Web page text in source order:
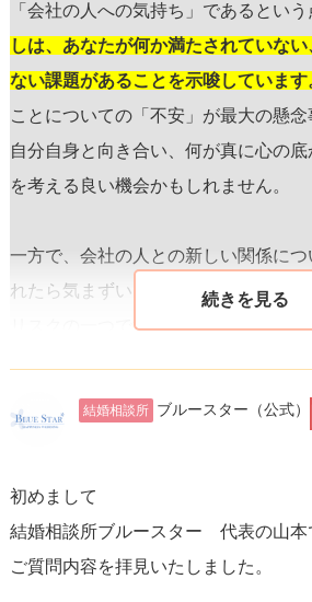
「会社の人への気持ち」であるという
しは、あなたが何か満たされていな
ない課題があることを示唆しています
ことについての「不安」が最大の懸念
自分自身と向き合い、何が真に心の
を考える良い機会かもしれません。
一方で、会社の人との新しい関係に
れたら気まずい」という危惧があり
リスクの一つですが、新しい関係には
出す勇気も必要です。ただし、その一
分の気持ちをしっかりと整理すること
あなたが記述している「元カレが作っ
クレス」についてですが、これは過去
や感情的なつながりを象徴している
結婚相談所 ブルースター （公式）
初めまして
結婚相談所ブルースター 代表の山本
ご質問内容を拝見いたしました。